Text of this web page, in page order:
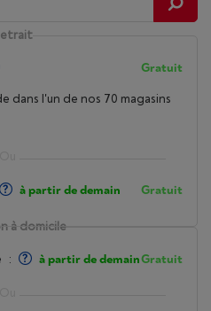
à domicile
: à partir de demainGratuit
Gratuit
dans l'un de nos 70 magasins
à partir de demain Gratuit